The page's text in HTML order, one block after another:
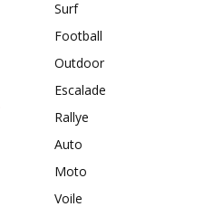
Surf
Football
Outdoor
Escalade
Rallye
Auto
Moto
Voile